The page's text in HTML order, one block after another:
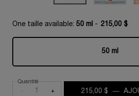
One taille available: 50 ml - 215,00 $
Selected
50 ml
, 1 of 1
Quantité
+ 215,00 $ ―